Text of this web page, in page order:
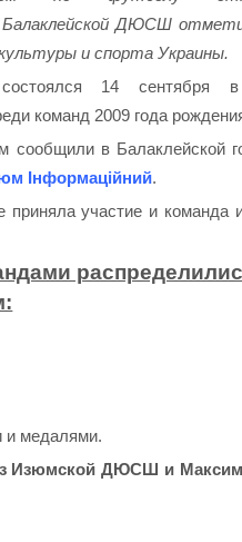
Балаклейской ДЮСШ
и спорта Украины.
14 сентября в
команд 2009 года
сообщили в Балаклейской
Інформаційний.
приняла участие и команда
и медалями.
Изюмской ДЮСШ и